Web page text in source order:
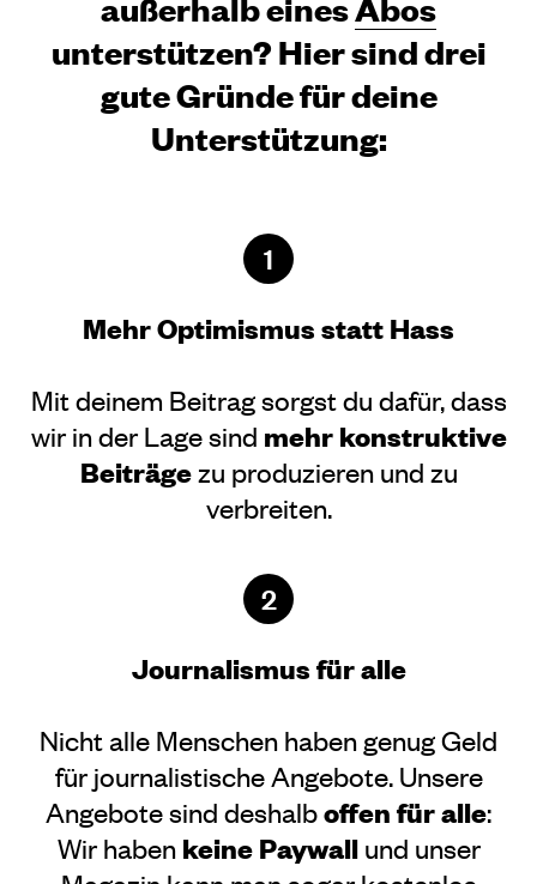
unterstützen? Hier sind drei
gute Gründe für deine
Unterstützung:
1
Mehr Optimismus statt Hass
Mit deinem Beitrag sorgst du dafür, dass
wir in der Lage sind mehr konstruktive
Beiträgezu produzieren und zu
verbreiten.
2
Journalismus für alle
Nicht alle Menschen haben genug Geld
für journalistische Angebote. Unsere
Angebote sind deshalboffen für alle:
Wir haben keine Paywallund unser